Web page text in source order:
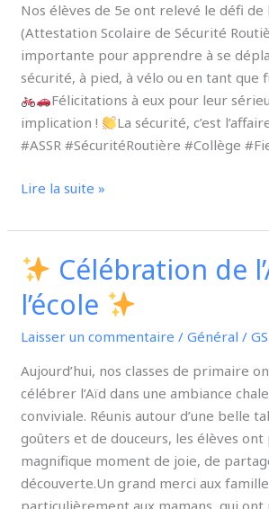
Nos élèves de 5e ont relevé le défi de
(Attestation Scolaire de Sécurité
importante pour apprendre à se
sécurité, à pied, à vélo ou en tant que
Félicitations à eux pour leur
implication !
La sécurité, c’est
#ASSR #SécuritéRoutière #Collège
passé
l’ASSR
!
Lire la suite »
Célébration de
l’école
Laisser un commentaire /Général /
Aujourd’hui, nos classes de primaire
célébrer l’Aïd dans une ambiance
conviviale. Réunis autour d’une belle
goûters et de douceurs, les élèves ont
magnifique moment de joie, de
découverte.Un grand merci aux
particulièrement aux mamans, qui
Célébration
de
l’Aïd
l’école